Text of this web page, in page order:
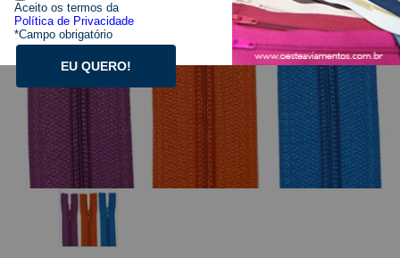
Aceito os termos da
Política de Privacidade
*Campo obrigatório
EU QUERO!